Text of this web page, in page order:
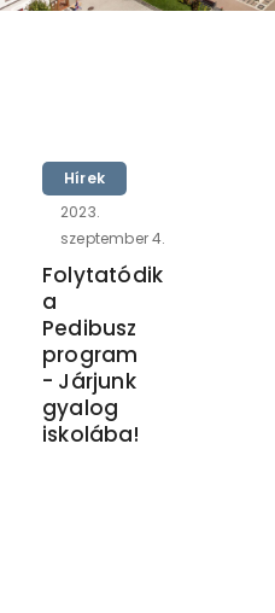
Hírek
2023.
szeptember 4.
Folytatódik
a
Pedibusz
program
- Járjunk
gyalog
iskolába!